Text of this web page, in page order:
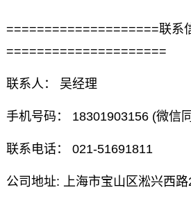
====================联系
=====================
联系人： 吴经理
手机号码： 18301903156 (微信
联系电话： 021-51691811
公司地址: 上海市宝山区淞兴西路